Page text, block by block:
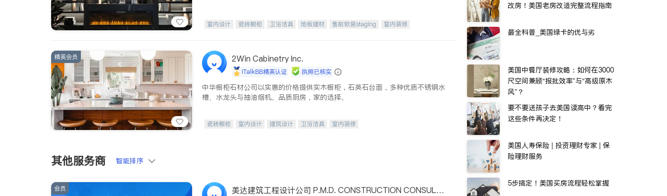
室内设计 瓷砖橱柜 卫浴洁具 地板建材 售前软装staging 室内装修
精英会员 2Win Cabinetry Inc.
iTalkBB精英认证 执照已核实
中华橱柜石材公司以实惠的价格提供实木橱柜，石英石台面，多种优质不锈钢水
槽、水龙头与抽油烟机。品质厨房，家的选择。
瓷砖橱柜 室内设计 建筑设计 卫浴洁具 室内装修
其他服务商 智能排序
会员
美达建筑工程设计公司 P.M.D. CONSTRUCTION CONSULTI
改房！美国老房改造完整流程指南
最全科普_美国绿卡的优与劣
美国中餐厅装修攻略：如何在3000
尺空间兼顾“报批效率”与“高级原木
风”？
要不要送孩子去美国读高中？看完
这些条件再决定！
美国人寿保险 | 投资理财专家 | 保
险理财服务
5步搞定！美国买房流程轻松掌握